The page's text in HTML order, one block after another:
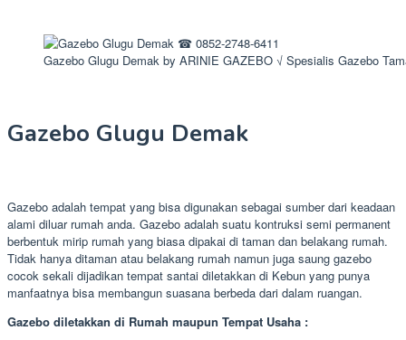
Gazebo Glugu Demak by ARINIE GAZEBO √ Spesialis Gazebo
Gazebo Glugu Demak
Gazebo adalah tempat yang bisa digunakan sebagai sumber dari keadaan
alami diluar rumah anda. Gazebo adalah suatu kontruksi semi permanent
berbentuk mirip rumah yang biasa dipakai di taman dan belakang rumah.
Tidak hanya ditaman atau belakang rumah namun juga saung gazebo
cocok sekali dijadikan tempat santai diletakkan di Kebun yang punya
manfaatnya bisa membangun suasana berbeda dari dalam ruangan.
Gazebo diletakkan di Rumah maupun Tempat Usaha :